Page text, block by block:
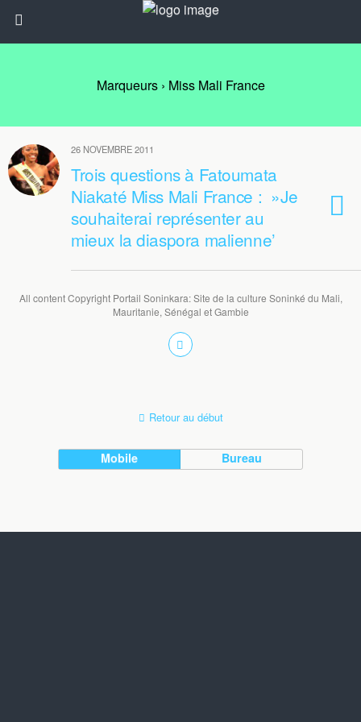
Marqueurs › Miss Mali France
26 NOVEMBRE 2011
Trois questions à Fatoumata
Niakaté Miss Mali France : »Je
souhaiterai représenter au
mieux la diaspora malienne’
All content Copyright Portail Soninkara: Site de la culture Soninké du Mali,
Mauritanie, Sénégal et Gambie
Retour au début
Mobile Bureau